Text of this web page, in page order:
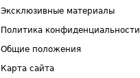
Эксклюзивные материалы
Политика конфиденциальности
Общие положения
Карта сайта